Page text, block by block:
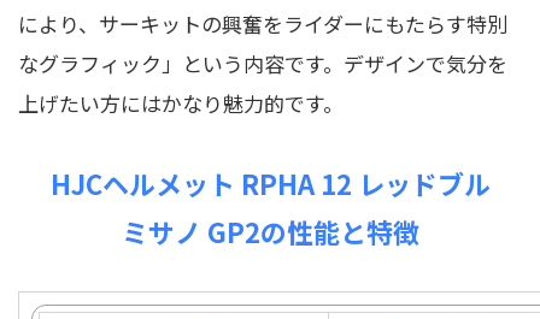
により、サーキットの興奮をライダーにもたらす特別
なグラフィック」という内容です。デザインで気分を
上げたい方にはかなり魅力的です。
HJCヘルメット RPHA 12 レッドブル
ミサノ GP2の性能と特徴